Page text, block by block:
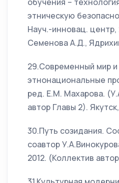
этническую
Науч.-инновац. центр,
Семенова А.Д.,
29.Современный мир и
этнонациональные
ред. Е.М. Махарова.
автор Главы 2).
30.Путь созидания.
соавтор
2012. (Коллектив